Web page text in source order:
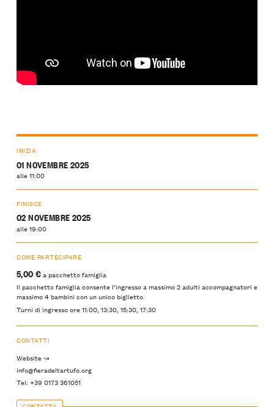
INIZIA
01 NOVEMBRE 2025
alle 11:00
FINISCE
02 NOVEMBRE 2025
alle 19:00
COME PARTECIPARE
5,00 €a pacchetto famiglia
Il pacchetto famiglia consente l’ingresso a massimo 2 adulti accompagnatori e
massimo 4 bambini con un unico biglietto.
Turni di ingresso ore 11:00, 13:30, 15:30, 17:30
CONTATTI
Website ↝
info@fieradeltartufo.org
Tel: +39 0173 361051